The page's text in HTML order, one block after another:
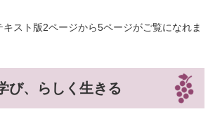
スト版2ページから5ページがご覧になれま
、らしく生きる